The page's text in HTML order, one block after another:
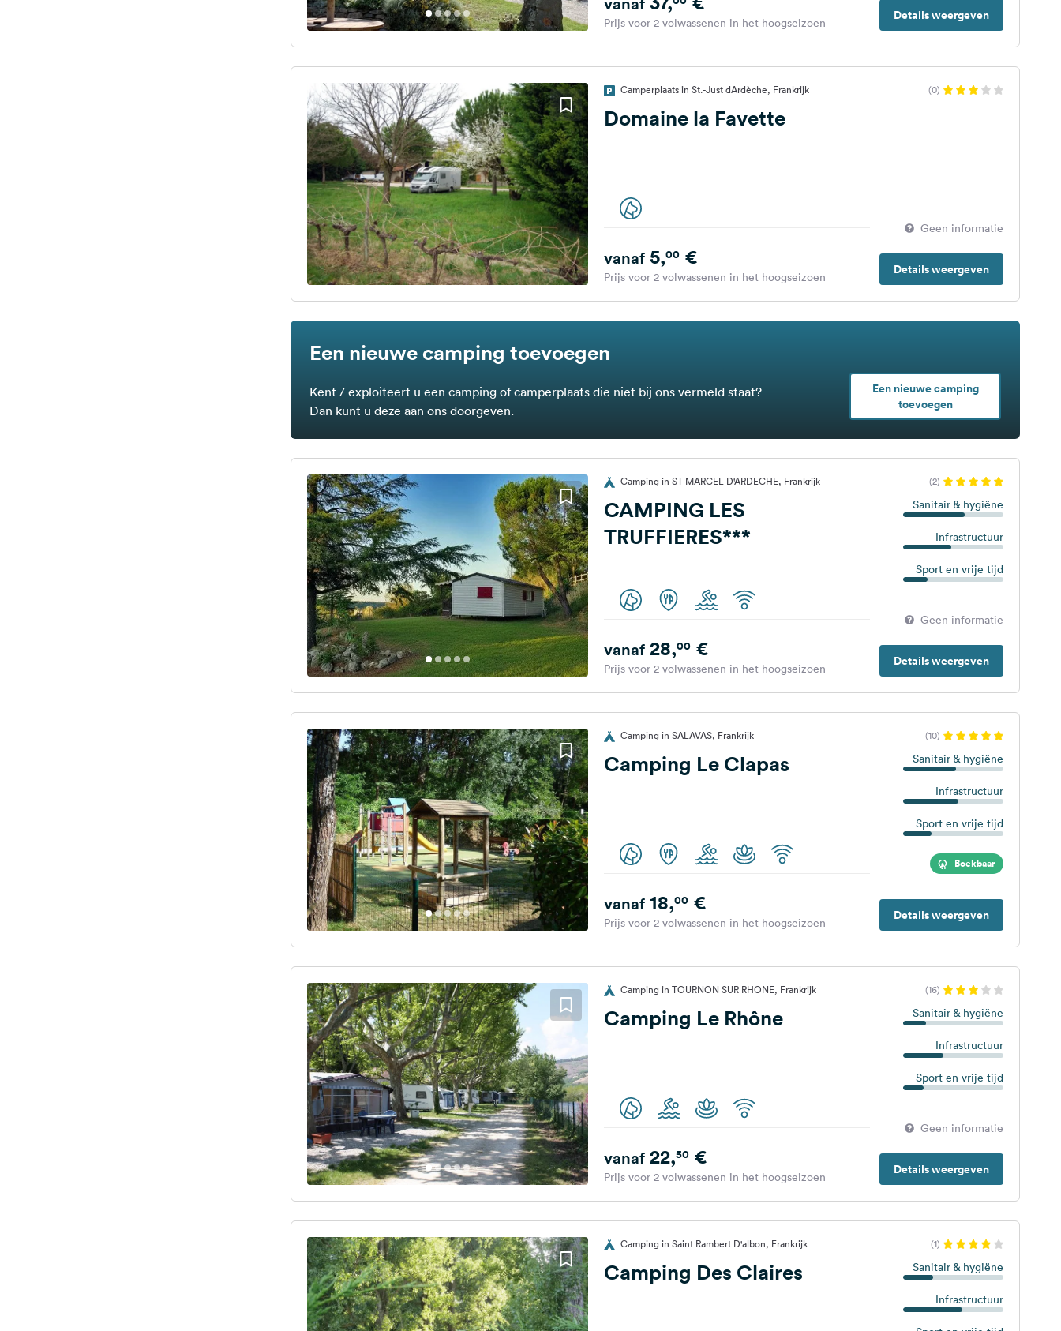
Details weergeven
Prijs voor 2 volwassenen in het hoogseizoen
Camperplaats in St.-Just dArdèche, Frankrijk (0)
Domaine la Favette
Geen informatie
Details weergeven
vanaf5,00€
Prijs voor 2 volwassenen in het hoogseizoen
Een nieuwe camping toevoegen
Kent / exploiteert u een camping of camperplaats die niet bij ons vermeld staat?
Dan kunt u deze aan ons doorgeven.
Een nieuwe camping
toevoegen
Camping in ST MARCEL D'ARDECHE, Frankrijk (2)
CAMPING LES
TRUFFIERES***
Sanitair & hygiëne
Infrastructuur
Sport en vrije tijd
Geen informatie
Details weergeven
vanaf28,00€
Prijs voor 2 volwassenen in het hoogseizoen
Camping in SALAVAS, Frankrijk (10)
Camping Le Clapas Sanitair & hygiëne
Infrastructuur
Sport en vrije tijd
Boekbaar
Details weergeven
vanaf18,00€
Prijs voor 2 volwassenen in het hoogseizoen
Camping in TOURNON SUR RHONE, Frankrijk (16)
Camping Le Rhône Sanitair & hygiëne
Infrastructuur
Sport en vrije tijd
Geen informatie
Details weergeven
vanaf22,50€
Prijs voor 2 volwassenen in het hoogseizoen
Camping in Saint Rambert D'albon, Frankrijk (1)
Camping Des Claires Sanitair & hygiëne
Infrastructuur